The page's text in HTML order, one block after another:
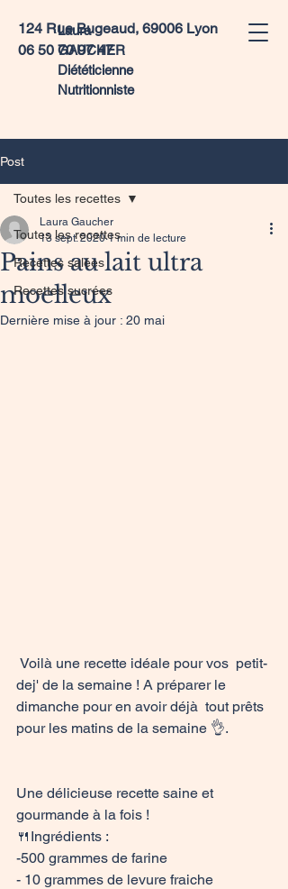
Laura
GAUCHER
Diététicienne
Nutritionniste
124 Rue Bugeaud, 69006 Lyon
06 50 70 97 47
Post
Toutes les recettes
Recettes salées
Recettes sucrées
Toutes les recettes
Pains au lait ultra
moelleux
Laura Gaucher
13 sept. 2020 1 min de lecture
Dernière mise à jour : 20 mai
dej' de la semaine ! A préparer le
dimanche pour en avoir déjà  tout prêts
pour les matins de la semaine 👌.
Une délicieuse recette saine et
gourmande à la fois !
🍴 Ingrédients :
-500 grammes de farine
- 10 grammes de levure fraiche